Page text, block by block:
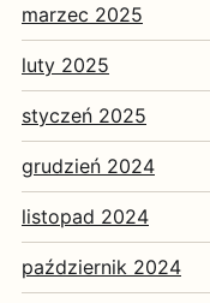
marzec 2025
luty 2025
styczeń 2025
grudzień 2024
listopad 2024
październik 2024